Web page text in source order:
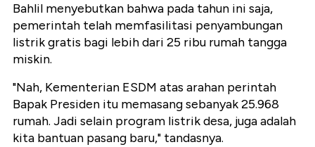
Bahlil menyebutkan bahwa pada tahun ini saja,
pemerintah telah memfasilitasi penyambungan
listrik gratis bagi lebih dari 25 ribu rumah tangga
miskin.
"Nah, Kementerian ESDM atas arahan perintah
Bapak Presiden itu memasang sebanyak 25.968
rumah. Jadi selain program listrik desa, juga adalah
kita bantuan pasang baru," tandasnya.